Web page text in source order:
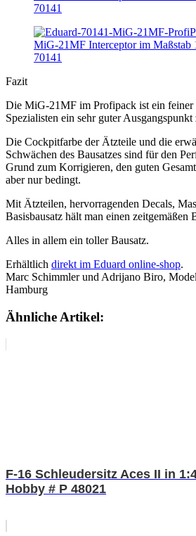
Fazit
Die MiG-21MF im Profipack ist ein feiner
Spezialisten ein sehr guter
Die Cockpitfarbe der Ätzteile und die
Schwächen des Bausatzes sind für den
Grund zum Korrigieren, den guten
aber nur bedingt.
Mit Ätzteilen, hervorragenden Decals,
Basisbausatz hält man einen zeitgemäßen
Alles in allem ein toller Bausatz.
Erhältlich direkt im Eduard online-shop.
Marc Schimmler und Adrijano Biro,
Hamburg
Ähnliche Artikel:
F-16 Schleudersitz Aces II in
Hobby # P 48021